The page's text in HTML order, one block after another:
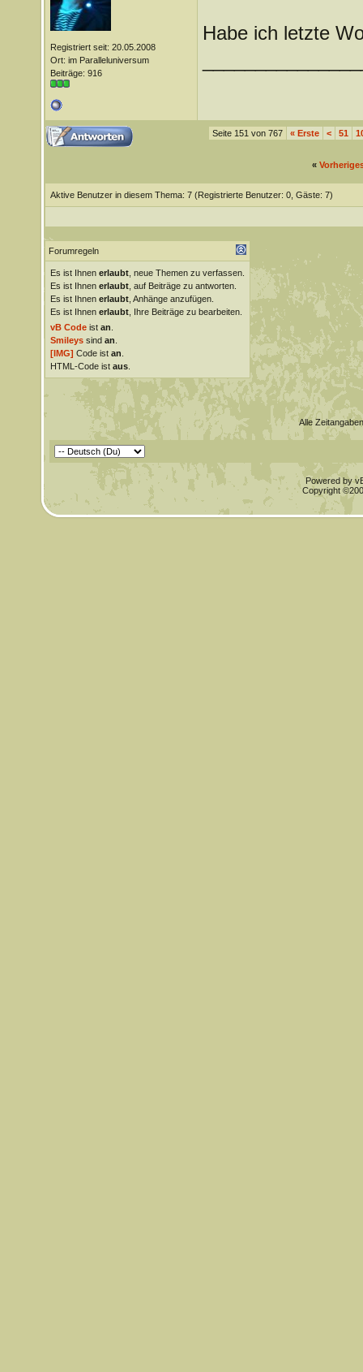
Registriert seit: 20.05.2008
Ort: im Paralleluniversum
Beiträge: 916
Habe ich letzte
Seite 151 von 767 «Erste < 51
«
Aktive Benutzer in diesem Thema: 7 (Registrierte Benutzer: 0, Gäste: 7)
Forumregeln
Es ist Ihnen erlaubt, neue Themen zu verfassen.
Es ist Ihnen erlaubt, auf Beiträge zu antworten.
Es ist Ihnen erlaubt, Anhänge anzufügen.
Es ist Ihnen erlaubt, Ihre Beiträge zu bearbeiten.
vB Codeist an
Smileyssind an
[IMG] Code ist an
HTML-Code ist aus.
Alle
Powered by
Copyright